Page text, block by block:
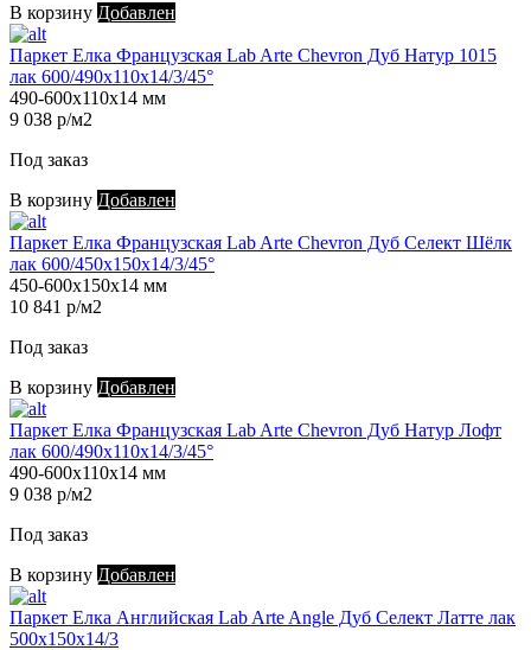
В корзину Добавлен
Паркет Елка Французская Lab Arte Chevron Дуб Натур 1015
лак 600/490х110х14/3/45°
490-600х110х14 мм
9 038 р/м2
Под заказ
В корзину Добавлен
Паркет Елка Французская Lab Arte Chevron Дуб Селект Шёлк
лак 600/450х150х14/3/45°
450-600х150х14 мм
10 841 р/м2
Под заказ
В корзину Добавлен
Паркет Елка Французская Lab Arte Chevron Дуб Натур Лофт
лак 600/490х110х14/3/45°
490-600х110х14 мм
9 038 р/м2
Под заказ
В корзину Добавлен
Паркет Елка Английская Lab Arte Angle Дуб Селект Латте лак
500х150х14/3